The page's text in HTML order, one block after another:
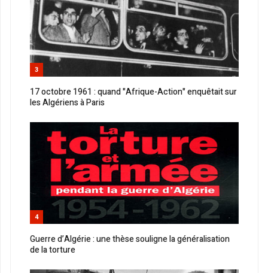
3
17 octobre 1961 : quand "Afrique-Action" enquêtait sur
les Algériens à Paris
4
Guerre d’Algérie : une thèse souligne la généralisation
de la torture